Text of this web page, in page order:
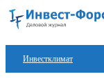
Инвестклимат